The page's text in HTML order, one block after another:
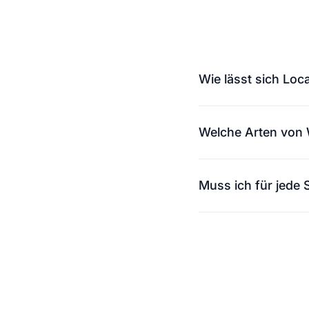
Wie lässt sich
Übersetzungen,
Welche Arten von
Localize übersetzt
Muss ich für jede